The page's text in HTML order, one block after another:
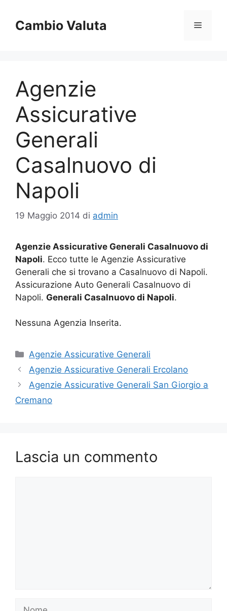
contenuto
Cambio Valuta Menu
Agenzie
Assicurative
Generali
Casalnuovo di
Napoli
19 Maggio 2014 di admin
Agenzie Assicurative Generali Casalnuovo di
Napoli. Ecco tutte le Agenzie Assicurative
Generali che si trovano a Casalnuovo di Napoli.
Assicurazione Auto Generali Casalnuovo di
Napoli. Generali Casalnuovo di Napoli.
Nessuna Agenzia Inserita.
Categorie
Agenzie Assicurative Generali
Agenzie Assicurative Generali Ercolano
Agenzie Assicurative Generali San Giorgio a
Cremano
Lascia un commento
Nome